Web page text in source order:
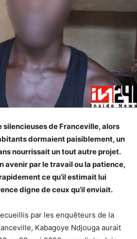
silencieuses de Franceville, alors
dormaient paisiblement, un
nourrissait un tout autre projet.
avenir par le travail ou la patience,
ce qu’il estimait lui
digne de ceux qu’il enviait.
par les enquêteurs de la
Kabagoye Ndjouga aurait